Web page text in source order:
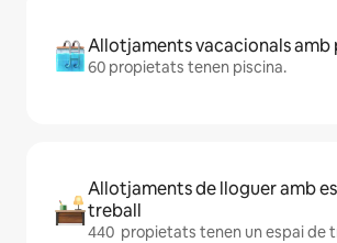
Allotjaments vacacionals amb
60 propietats tenen piscina.
Allotjaments de lloguer amb
treball
440 propietats tenen un espai de